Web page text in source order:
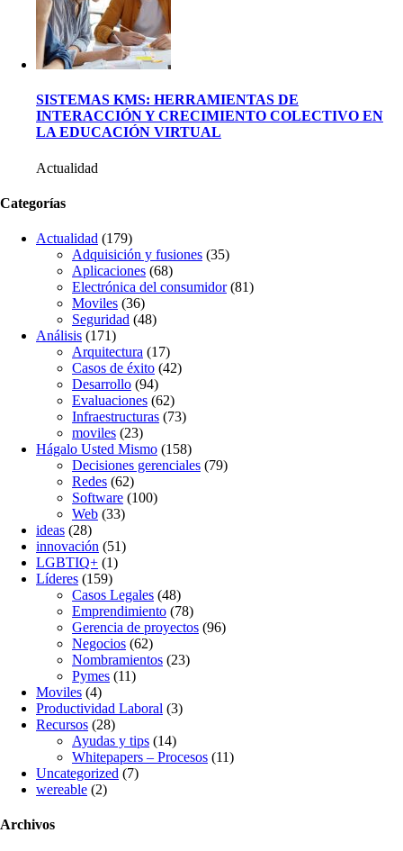
SISTEMAS KMS: HERRAMIENTAS DE
INTERACCIÓN Y CRECIMIENTO COLECTIVO EN
LA EDUCACIÓN VIRTUAL
Actualidad
Categorías
Actualidad (179)
Adquisición y fusiones (35)
Aplicaciones (68)
Electrónica del consumidor(81)
Moviles (36)
Seguridad (48)
Análisis (171)
Arquitectura (17)
Casos de éxito (42)
Desarrollo (94)
Evaluaciones (62)
Infraestructuras (73)
moviles (23)
Hágalo Usted Mismo (158)
Decisiones gerenciales (79)
Redes (62)
Software (100)
Web (33)
ideas (28)
innovación (51)
LGBTIQ+ (1)
Líderes (159)
Casos Legales (48)
Emprendimiento (78)
Gerencia de proyectos (96)
Negocios (62)
Nombramientos (23)
Pymes (11)
Moviles (4)
Productividad Laboral (3)
Recursos (28)
Ayudas y tips (14)
Whitepapers – Procesos (11)
Uncategorized (7)
wereable (2)
Archivos